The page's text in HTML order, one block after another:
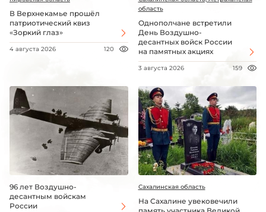
В Верхнекамье прошёл
патриотический квиз
«Зоркий глаз»
4 августа 2026 120
область
Однополчане встретили
День Воздушно-
десантных войск России
на памятных акциях
3 августа 2026 159
96 лет Воздушно-
десантным войскам
России
Сахалинская область
На Сахалине увековечили